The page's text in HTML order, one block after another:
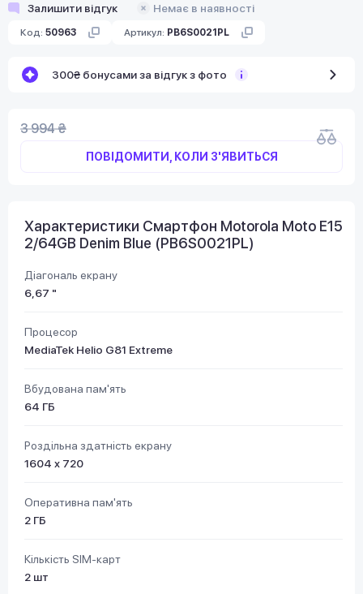
Залишити відгук Немає в наявності
Код: 50963 Артикул: PB6S0021PL
300₴ бонусами за відгук з фото
3 994 ₴
ПОВІДОМИТИ, КОЛИ З'ЯВИТЬСЯ
Характеристики Смартфон Motorola Moto E15
2/64GB Denim Blue (PB6S0021PL)
Діагональ екрану
6,67 "
Процесор
MediaTek Helio G81 Extreme
Вбудована пам'ять
64 ГБ
Роздільна здатність екрану
1604 х 720
Оперативна пам'ять
2 ГБ
Кількість SIM-карт
2 шт